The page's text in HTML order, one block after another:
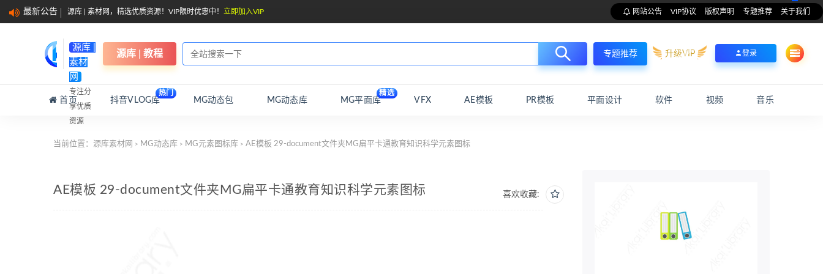
最新公告 源库 | 素材网，精选优质资源！VIP限时优惠中！ 立即加入VIP 网站公告 VIP协议 版权声明 专题推荐 关于我们
源库 |
素材
网
专注分
享优质
资源
源库 | 教程 专题推荐 升级VIP 登录
首页 抖音VLOG库
热门
MG动态包 MG动态库 MG平面库
精选
VFX AE模板 PR模板 平面设计 软件 视频 音乐
当前位置： 源库素材网 > MG动态库 > MG元素图标库 > AE模板 29-document文件夹MG扁平卡通教育知识科学元素图标
喜欢收藏:
AE模板 29-document文件夹MG扁平卡通教育知识科学元素图标